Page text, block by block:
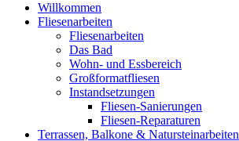
Willkommen
Fliesenarbeiten
Fliesenarbeiten
Das Bad
Wohn- und Essbereich
Großformatfliesen
Instandsetzungen
Fliesen-Sanierungen
Fliesen-Reparaturen
Terrassen, Balkone & Natursteinarbeiten